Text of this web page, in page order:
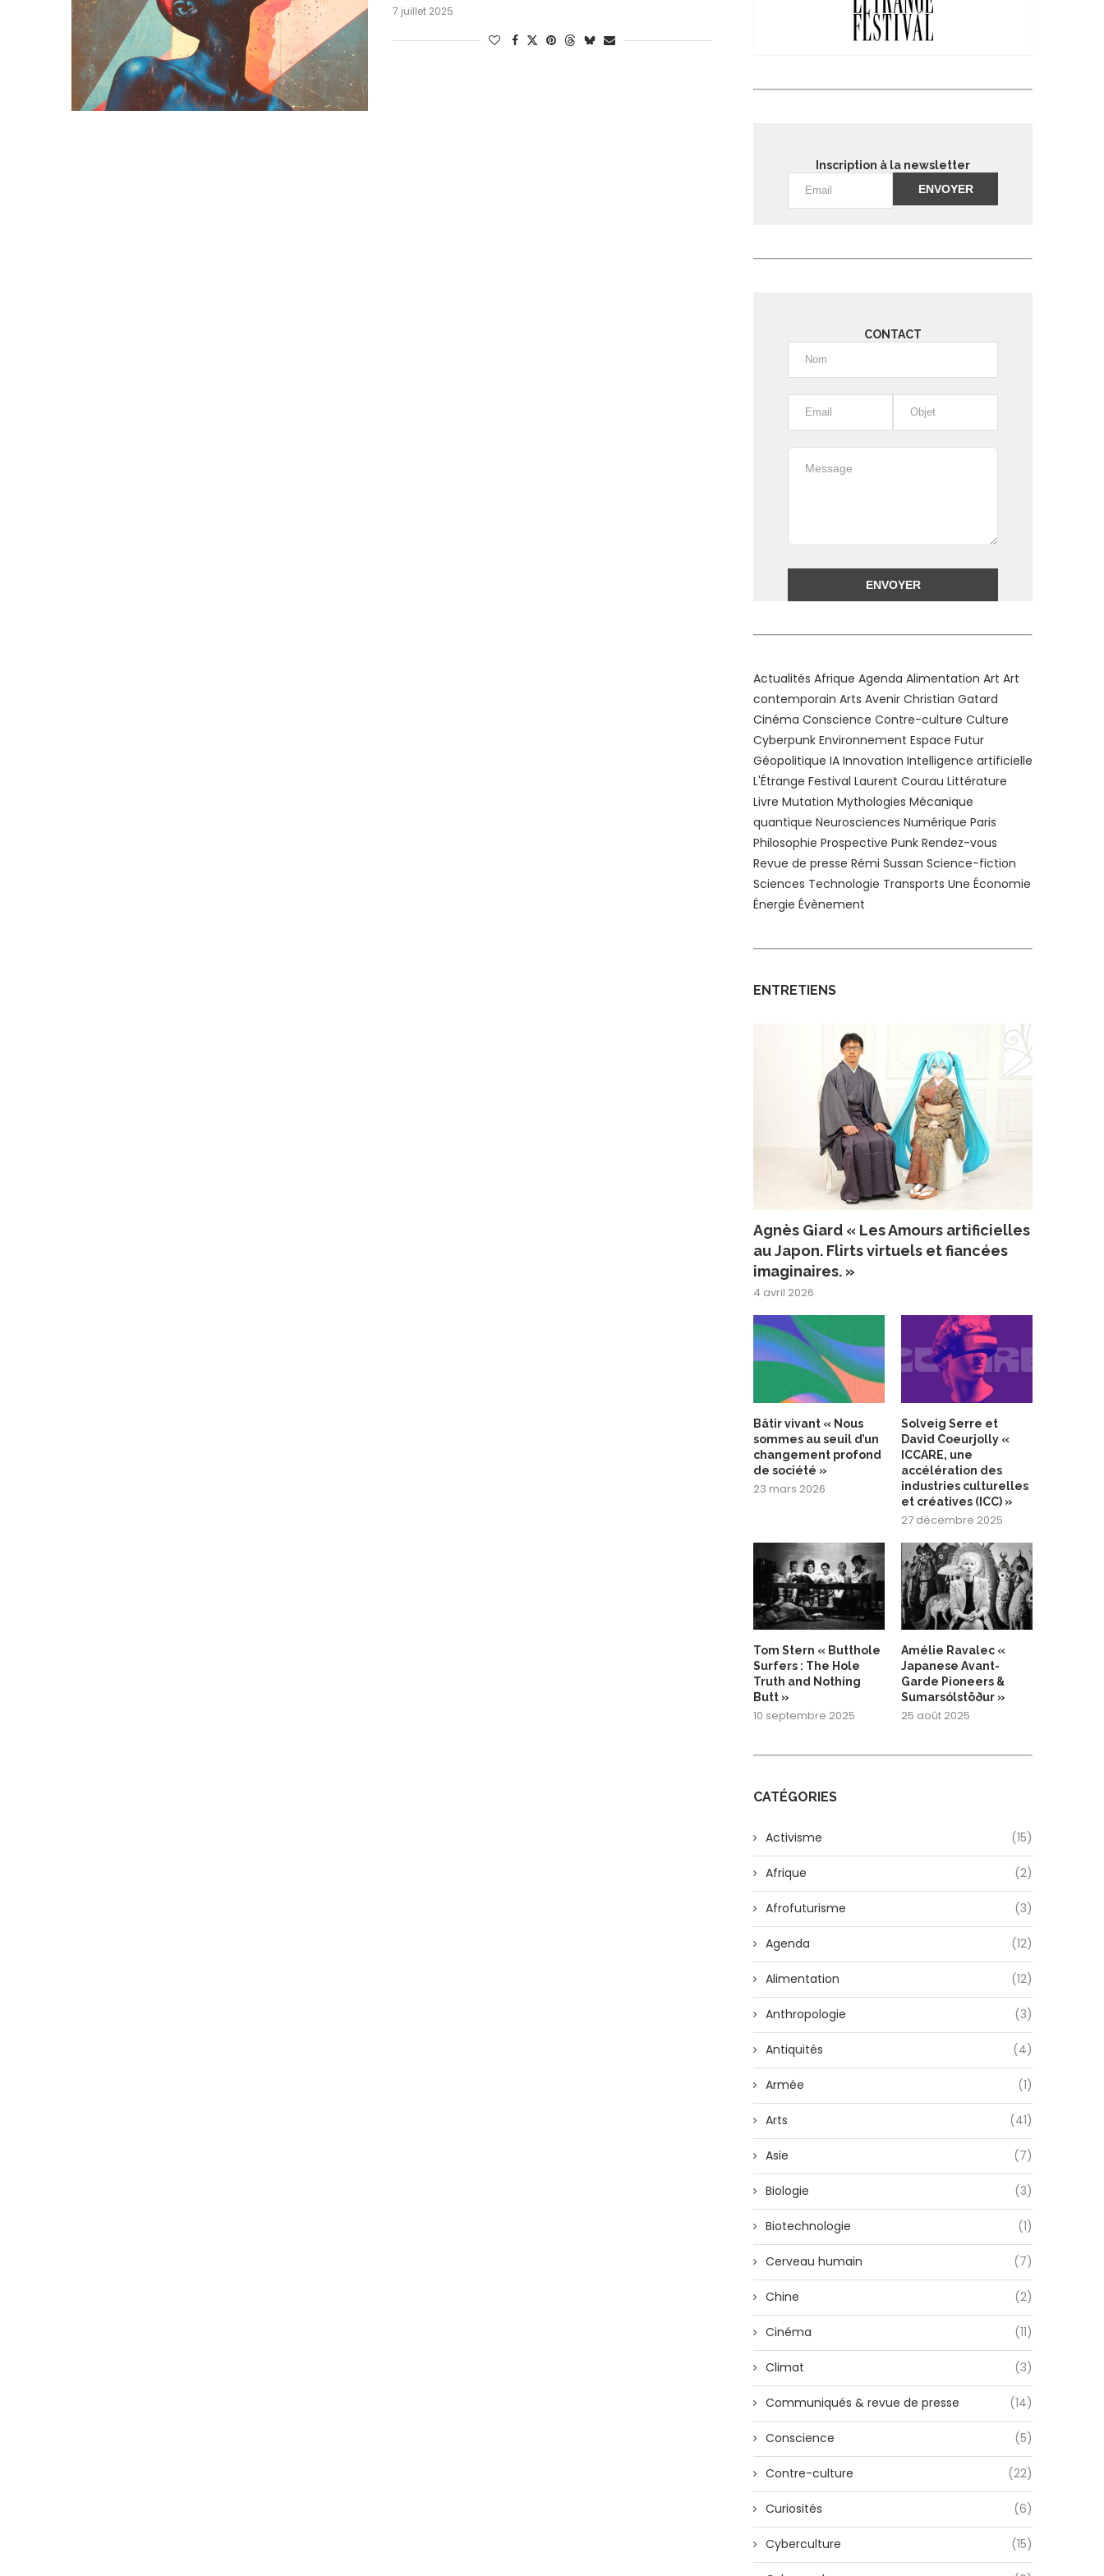
7 juillet 2025
Inscription à la newsletter
CONTACT
Actualités Afrique Agenda Alimentation Art Art
contemporain Arts Avenir Christian Gatard
Cinéma Conscience Contre-culture Culture
Cyberpunk Environnement Espace Futur
Géopolitique IA Innovation Intelligence artificielle
L'Étrange Festival Laurent Courau Littérature
Livre Mutation Mythologies Mécanique
quantique Neurosciences Numérique Paris
Philosophie Prospective Punk Rendez-vous
Revue de presse Rémi Sussan Science-fiction
Sciences Technologie Transports Une Économie
Énergie Évènement
ENTRETIENS
Agnès Giard « Les Amours artificielles
au Japon. Flirts virtuels et fiancées
imaginaires. »
4 avril 2026
Bâtir vivant « Nous
sommes au seuil d’un
changement profond
de société »
23 mars 2026
Solveig Serre et
David Coeurjolly «
ICCARE, une
accélération des
industries culturelles
et créatives (ICC) »
27 décembre 2025
Tom Stern « Butthole
Surfers : The Hole
Truth and Nothing
Butt »
10 septembre 2025
Amélie Ravalec «
Japanese Avant-
Garde Pioneers &
Sumarsólstöður »
25 août 2025
CATÉGORIES
Activisme (15)
Afrique (2)
Afrofuturisme (3)
Agenda (12)
Alimentation (12)
Anthropologie (3)
Antiquités (4)
Armée (1)
Arts (41)
Asie (7)
Biologie (3)
Biotechnologie (1)
Cerveau humain (7)
Chine (2)
Cinéma (11)
Climat (3)
Communiqués & revue de presse (14)
Conscience (5)
Contre-culture (22)
Curiosités (6)
Cyberculture (15)